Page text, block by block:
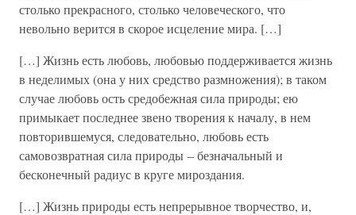
столько прекрасного, столько человеческого, что
невольно верится в скорое исцеление мира. […]
[…] Жизнь есть любовь, любовью поддерживается жизнь
в неделимых (она у них средство размножения); в таком
случае любовь ость средобежная сила природы; ею
примыкает последнее звено творения к началу, в нем
повторившемуся, следовательно, любовь есть
самовозвратная сила природы – безначальный и
бесконечный радиус в круге мироздания.
[…] Жизнь природы есть непрерывное творчество, и,